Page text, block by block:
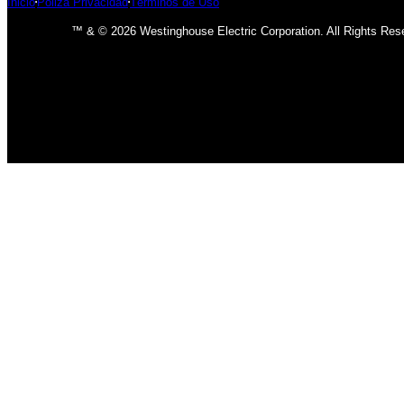
™ & © 2026 Westinghouse Electric Corporation. All Rights